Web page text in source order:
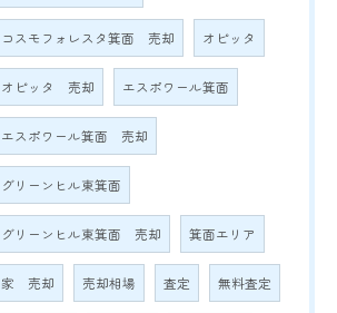
コスモフォレスタ箕面 売却 オピッタ
オピッタ 売却 エスポワール箕面
エスポワール箕面 売却
グリーンヒル東箕面
グリーンヒル東箕面 売却 箕面エリア
家 売却 売却相場 査定 無料査定